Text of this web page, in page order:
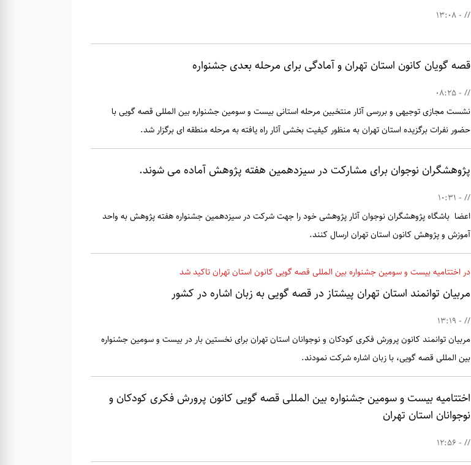
// - 13:08
قصه گویان کانون استان تهران و آمادگی برای مرحله بعدی جشنواره
// - 08:25
نشست مجازی توجیهی و بررسی آثار منتخبین مرحله استانی بیست و سومین جشنواره بین المللی قصه گویی با
حضور نفرات برگزیده استان تهران به منظور کیفیت بخشی آثار راه یافته به مرحله منطقه ای برگزار شد.
پژوهشگران نوجوان برای مشارکت در سیزدهمین هفته پژوهش آماده می شوند.
// - 10:31
اعضا باشگاه پژوهشگران نوجوان آثار پژوهشی خود را جهت شرکت در سیزدهمین جشنواره هفته پژوهش به واحد
آموزش و پژوهش کانون استان تهران ارسال کنند.
در اختتامیه بیست و سومین جشنواره بین المللی قصه گویی کانون استان تهران تاکید شد
مربیان توانمند استان تهران پیشتاز در قصه گویی به زبان اشاره در کشور
// - 13:19
مربیان توانمند کانون پرورش فکری کودکان و نوجوانان استان تهران برای نخستین بار در بیست و سومین جشنواره
بین المللی قصه گویی، با زبان اشاره شرکت نمودند.
اختتامیه بیست و سومین جشنواره بین المللی قصه گویی کانون پرورش فکری کودکان و
نوجوانان استان تهران
// - 12:56